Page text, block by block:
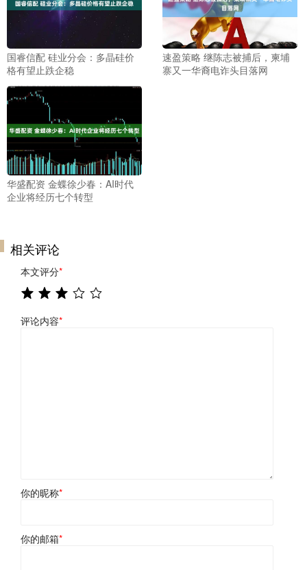
国睿信配 硅业分会：多晶硅价
格有望止跌企稳
速盈策略 继陈志被捕后，柬埔
寨又一华裔电诈头目落网
华盛配资 金蝶徐少春：AI时代
企业将经历七个转型
相关评论
本文评分*
评论内容*
你的昵称*
你的邮箱*